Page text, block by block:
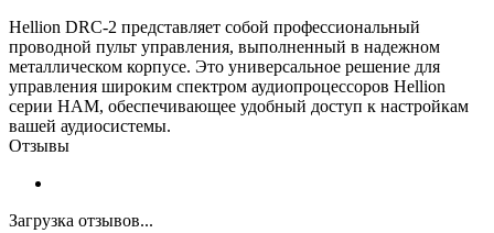
Hellion DRC-2 представляет собой профессиональный
проводной пульт управления, выполненный в надежном
металлическом корпусе. Это универсальное решение для
управления широким спектром аудиопроцессоров Hellion
серии HAM, обеспечивающее удобный доступ к настройкам
вашей аудиосистемы.
Отзывы
Загрузка отзывов...